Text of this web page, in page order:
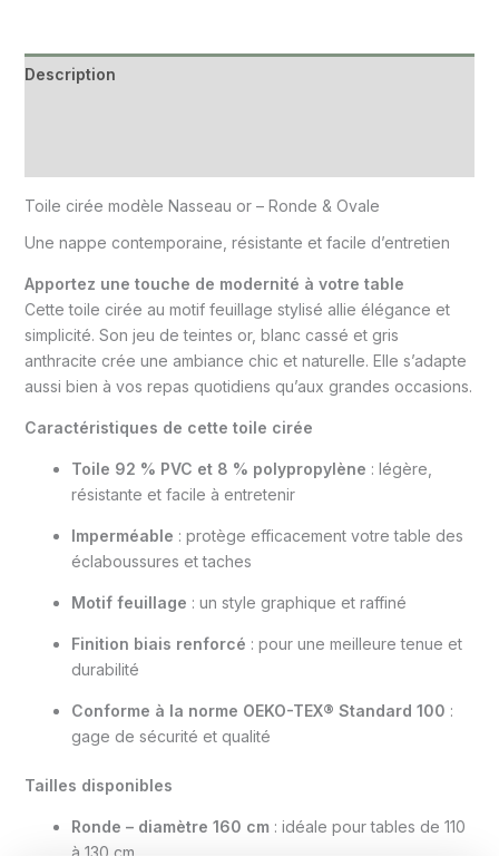
Description
Toile cirée modèle Nasseau or – Ronde & Ovale
Une nappe contemporaine, résistante et facile d’entretien
Apportez une touche de modernité à votre table
Cette toile cirée au motif feuillage stylisé allie élégance et
simplicité. Son jeu de teintes or, blanc cassé et gris
anthracite crée une ambiance chic et naturelle. Elle s’adapte
aussi bien à vos repas quotidiens qu’aux grandes occasions.
Caractéristiques de cette toile cirée
Toile 92 % PVC et 8 % polypropylène : légère,
résistante et facile à entretenir
Imperméable : protège efficacement votre table des
éclaboussures et taches
Motif feuillage : un style graphique et raffiné
Finition biais renforcé : pour une meilleure tenue et
durabilité
Conforme à la norme OEKO-TEX® Standard 100 :
gage de sécurité et qualité
Tailles disponibles
Ronde – diamètre 160 cm: idéale pour tables de 110
à 130 cm